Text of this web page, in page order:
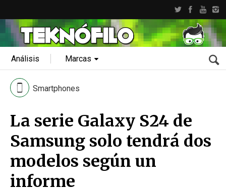
Análisis Marcas
Smartphones
La serie Galaxy S24 de
Samsung solo tendrá dos
modelos según un
informe